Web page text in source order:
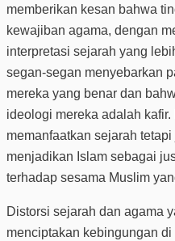
memberikan kesan bahwa
kewajiban agama, dengan
interpretasi sejarah yang
segan-segan menyebarkan
mereka yang benar dan
ideologi mereka adalah
memanfaatkan sejarah
menjadikan Islam sebagai
terhadap sesama Muslim
Distorsi sejarah dan agama
menciptakan kebingungan